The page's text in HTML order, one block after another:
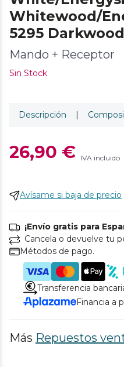
Whitewood/
5295 Darkwood
Mando + Receptor
Sin Stock
Descripción |
26,90 € IVA incluido
Avísame si baja de precio
¡Envío gratis para
Cancela o devuelve tu
Métodos de pago.
Transferencia
Financia a
Más Repuestos